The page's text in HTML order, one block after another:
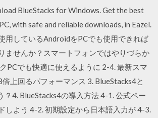
BlueStacks for Windows. Get the best
with safe and reliable downloads, in Eazel.
用しているAndroidをPCでも使用できれば
ませんか？スマートフォンではやりづらか
PCでも快適に使えるように 2-4. 最新スマ
上回るパフォーマンス 3. BlueStacks4と
？4. BlueStacks4の導入方法 4-1. 公式ペー
しよう 4-2. 初期設定から日本語入力が 4-3.